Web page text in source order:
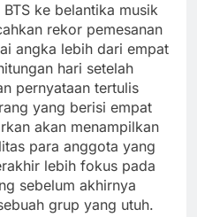
ke belantika musik
rekor pemesanan
angka lebih dari empat
hari setelah
pernyataan tertulis
yang berisi empat
akan menampilkan
para anggota yang
lebih fokus pada
sebelum akhirnya
grup yang utuh.